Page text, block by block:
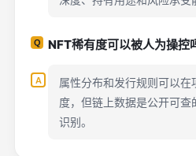
NFT稀有度可以被人为操控
属性分布和发行规则可以在
度，但链上数据是公开可查
识别。